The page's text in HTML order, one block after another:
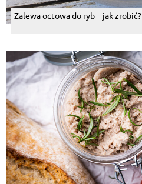
Zalewa octowa do ryb – jak zrobić?